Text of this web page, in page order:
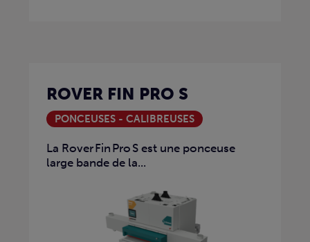
ROVER FIN PRO S
PONCEUSES - CALIBREUSES
La Rover Fin Pro S est une ponceuse
large bande de la...